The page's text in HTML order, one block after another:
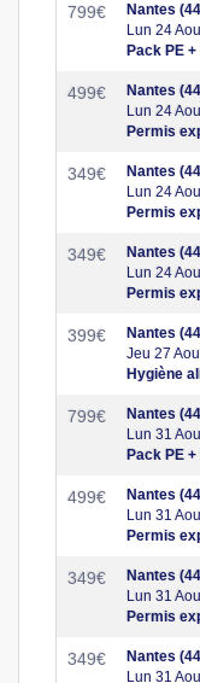
799€
Nantes
Lun 24
Pack PE
499€
Nantes
Lun 24
Permis
349€
Nantes
Lun 24
Permis
349€
Nantes
Lun 24
Permis
399€
Nantes
Jeu 27
Hygiène
799€
Nantes
Lun 31
Pack PE
499€
Nantes
Lun 31
Permis
349€
Nantes
Lun 31
Permis
349€
Nantes
Lun 31